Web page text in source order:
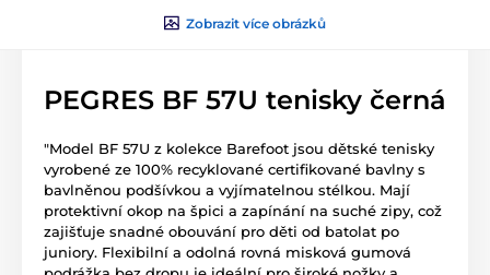
Zobrazit více obrázků
PEGRES BF 57U tenisky černá
"Model BF 57U z kolekce Barefoot jsou dětské tenisky
vyrobené ze 100% recyklované certifikované bavlny s
bavlněnou podšívkou a vyjímatelnou stélkou. Mají
protektivní okop na špici a zapínání na suché zipy, což
zajišťuje snadné obouvání pro děti od batolat po
juniory. Flexibilní a odolná rovná misková gumová